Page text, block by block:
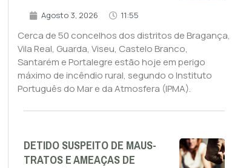
Agosto 3, 2026 11:55
Cerca de 50 concelhos dos distritos de Bragança,
Vila Real, Guarda, Viseu, Castelo Branco,
Santarém e Portalegre estão hoje em perigo
máximo de incêndio rural, segundo o Instituto
Português do Mar e da Atmosfera (IPMA).
DETIDO SUSPEITO DE MAUS-
TRATOS E AMEAÇAS DE